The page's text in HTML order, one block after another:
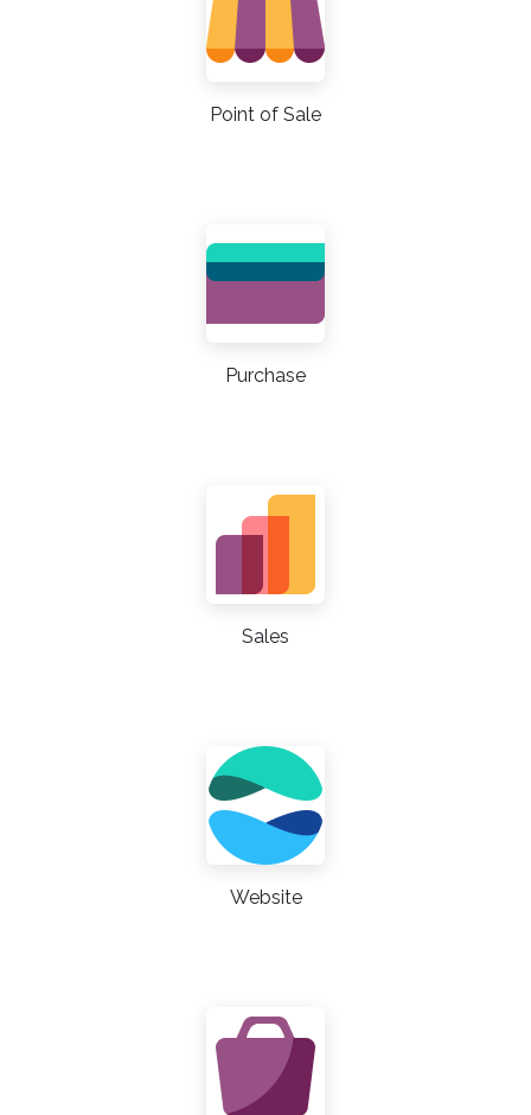
Point of Sale
Purchase
Sales
Website